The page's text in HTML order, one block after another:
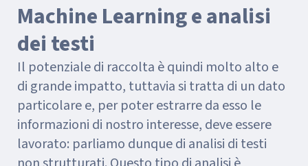
Machine Learning e analisi
dei testi
Il potenziale di raccolta è quindi molto alto e
di grande impatto, tuttavia si tratta di un dato
particolare e, per poter estrarre da esso le
informazioni di nostro interesse, deve essere
lavorato: parliamo dunque di analisi di testi